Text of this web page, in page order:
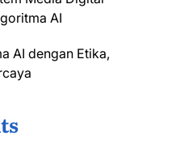
AI
AI dengan Etika,